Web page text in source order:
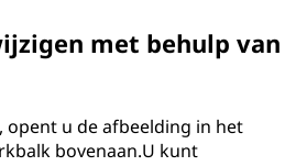
met behulp van
u de afbeelding in het
bovenaan.U kunt